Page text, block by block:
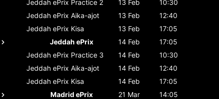
Jeddah ePrix Practice 2 13 Feb
10:30
Jeddah ePrix Aika-ajot 13 Feb
12:40
Jeddah ePrix Kisa 13 Feb
17:05
Jeddah ePrix
14 Feb
17:05
Jeddah ePrix Practice 3 14 Feb
10:30
Jeddah ePrix Aika-ajot 14 Feb
12:40
Jeddah ePrix Kisa 14 Feb
17:05
Madrid ePrix
21 Mar
14:05